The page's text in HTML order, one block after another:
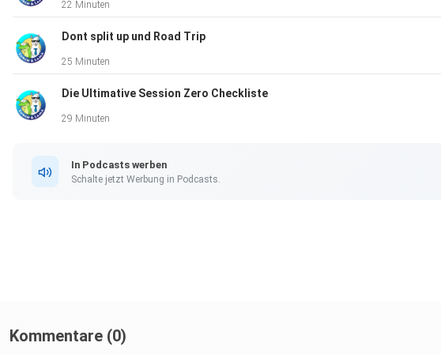
Patreon Schiraki: https://www.patreon.com/schiraki/
Lurch und Lama Shop&
22 Minuten
Dont split up und Road Trip
25 Minuten
Die Ultimative Session Zero Checkliste
29 Minuten
In Podcasts werben
Schalte jetzt Werbung in Podcasts.
Kommentare (0)